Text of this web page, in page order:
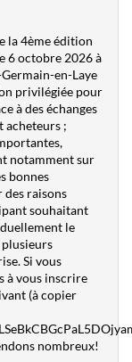
la 4ème édition
6 octobre 2026 à
en-Laye
privilégiée pour
à des échanges
acheteurs ;
notamment sur
bonnes
des raisons
souhaitant
le
Si vous
à vous inscrire
(à copier
nombreux!